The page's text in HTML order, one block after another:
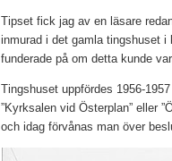
Tipset fick jag av en läsare
inmurad i det gamla tingshuset
funderade på om detta kunde
Tingshuset uppfördes 1956-
”Kyrksalen vid Österplan” eller
och idag förvånas man över